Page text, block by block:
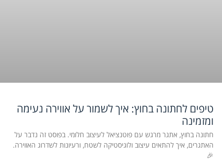
טיפים לחתונה בחוץ: איך לשמור על אווירה נעימה
ומזמינה
חתונה בחוץ, אתגר מרגש עם פוטנציאל לעיצוב חלומי. בפוסט זה נדבר על
האתגרים, איך להתאים עיצוב ולוגיסטיקה לשטח, ורעיונות לשדרוג האווירה.
🎉